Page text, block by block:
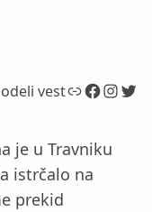
vestLink Facebook InstagramTwitter
je u Travniku
istrčalo na
prekid